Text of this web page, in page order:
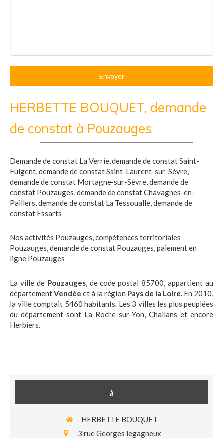
Envoyer
HERBETTE BOUQUET, demande
de constat à Pouzauges
Demande de constat La Verrie,demande de constat Saint-
Fulgent,demande de constat Saint-Laurent-sur-Sèvre,
demande de constat Mortagne-sur-Sèvre,demande de
constat Pouzauges,demande de constat Chavagnes-en-
Paillers,demande de constat La Tessoualle,demande de
constat Essarts
Nos activités Pouzauges,compétences territoriales
Pouzauges,demande de constat Pouzauges,paiement en
ligne Pouzauges
La ville de Pouzauges, de code postal 85700, appartient au
départementVendée et à la région Pays de la Loire. En 2010,
la ville comptait 5460 habitants. Les 3 villes les plus peuplées
du département sont La Roche-sur-Yon, Challans et encore
Herbiers.
à
HERBETTE BOUQUET
3 rue Georges legagneux